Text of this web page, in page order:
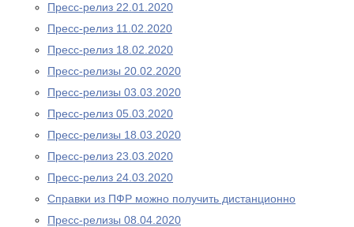
Пресс-релиз 22.01.2020
Пресс-релиз 11.02.2020
Пресс-релиз 18.02.2020
Пресс-релизы 20.02.2020
Пресс-релизы 03.03.2020
Пресс-релиз 05.03.2020
Пресс-релизы 18.03.2020
Пресс-релиз 23.03.2020
Пресс-релиз 24.03.2020
Справки из ПФР можно получить дистанционно
Пресс-релизы 08.04.2020